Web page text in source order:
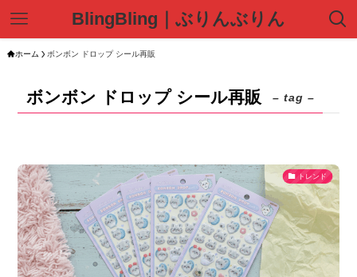
BlingBling｜ぶりんぶりん
ホーム ボンボン ドロップ シール再販
ボンボン ドロップ シール再販 – tag –
トレンド